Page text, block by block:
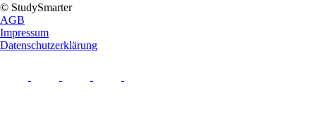
© StudySmarter
AGB
Impressum
Datenschutzerklärung